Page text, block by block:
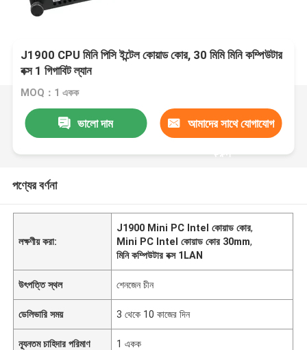
J1900 CPU মিনি পিসি ইন্টেল কোয়াড কোর, 30 মিমি মিনি কম্পিউটার
বক্স 1 গিগাবিট ল্যান
MOQ：1 একক
ভালো দাম আমাদের সাথে যোগাযোগ
করুন
পণ্যের বর্ণনা
লক্ষণীয় করা:
J1900 Mini PC Intel কোয়াড কোর,
Mini PC Intel কোয়াড কোর 30mm,
মিনি কম্পিউটার বক্স 1LAN
উৎপত্তি স্থল শেনজেন চীন
ডেলিভারি সময় 3 থেকে 10 কাজের দিন
ন্যূনতম চাহিদার পরিমাণ 1 একক